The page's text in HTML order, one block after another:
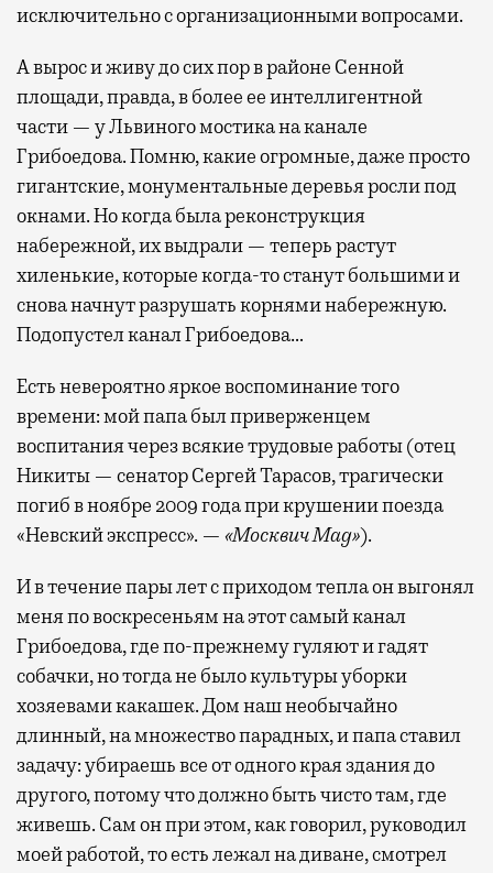
исключительно с организационными вопросами.
А вырос и живу до сих пор в районе Сенной
площади, правда, в более ее интеллигентной
части — у Львиного мостика на канале
Грибоедова. Помню, какие огромные, даже просто
гигантские, монументальные деревья росли под
окнами. Но когда была реконструкция
набережной, их выдрали — теперь растут
хиленькие, которые когда-то станут большими и
снова начнут разрушать корнями набережную.
Подопустел канал Грибоедова…
Есть невероятно яркое воспоминание того
времени: мой папа был приверженцем
воспитания через всякие трудовые работы (отец
Никиты — сенатор Сергей Тарасов, трагически
погиб в ноябре 2009 года при крушении поезда
«Невский экспресс». — «Москвич Mag»).
И в течение пары лет с приходом тепла он выгонял
меня по воскресеньям на этот самый канал
Грибоедова, где по-прежнему гуляют и гадят
собачки, но тогда не было культуры уборки
хозяевами какашек. Дом наш необычайно
длинный, на множество парадных, и папа ставил
задачу: убираешь все от одного края здания до
другого, потому что должно быть чисто там, где
живешь. Сам он при этом, как говорил, руководил
моей работой, то есть лежал на диване, смотрел